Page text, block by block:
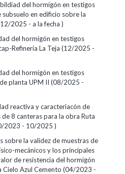
del hormigón en testigos
en edificio sobre la
2025 - a la fecha )
del hormigón en testigos
Refinería La Teja (12/2025 -
del hormigón en testigos
planta UPM II (08/2025 -
reactiva y caracteriacón de
8 canteras para la obra Ruta
2023 - 10/2025 )
sobre la validez de muestras de
mecánicos y los principales
de resistencia del hormigón
Cielo Azul Cemento (04/2023 -